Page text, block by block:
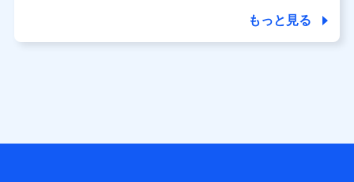
個人データは、こちら の利用目的の範囲内に限って共同利
用します。
もっと見る